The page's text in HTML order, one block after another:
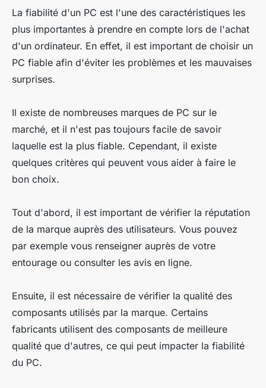
La fiabilité d'un PC est l'une des caractéristiques les
plus importantes à prendre en compte lors de l'achat
d'un ordinateur. En effet, il est important de choisir un
PC fiable afin d'éviter les problèmes et les mauvaises
surprises.
Il existe de nombreuses marques de PC sur le
marché, et il n'est pas toujours facile de savoir
laquelle est la plus fiable. Cependant, il existe
quelques critères qui peuvent vous aider à faire le
bon choix.
Tout d'abord, il est important de vérifier la réputation
de la marque auprès des utilisateurs. Vous pouvez
par exemple vous renseigner auprès de votre
entourage ou consulter les avis en ligne.
Ensuite, il est nécessaire de vérifier la qualité des
composants utilisés par la marque. Certains
fabricants utilisent des composants de meilleure
qualité que d'autres, ce qui peut impacter la fiabilité
du PC.